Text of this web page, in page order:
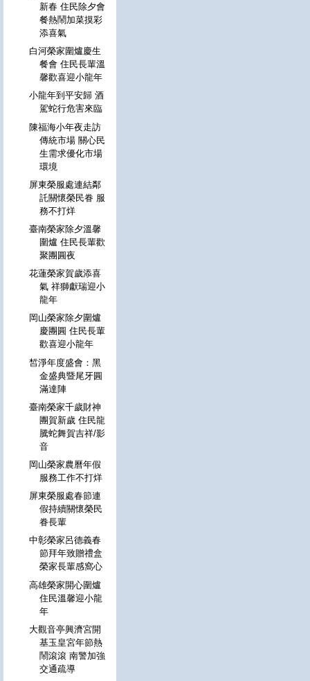
新春 住民除夕會
餐熱鬧加菜摸彩
添喜氣
白河榮家圍爐慶生
餐會 住民長輩溫
馨歡喜迎小龍年
小龍年到平安歸 酒
駕蛇行危害來臨
陳福海小年夜走訪
傳統市場 關心民
生需求優化市場
環境
屏東榮服處連結鄰
託關懷榮民眷 服
務不打烊
臺南榮家除夕溫馨
圍爐 住民長輩歡
聚團圓夜
花蓮榮家賀歲添喜
氣 祥獅獻瑞迎小
龍年
岡山榮家除夕圍爐
慶團圓 住民長輩
歡喜迎小龍年
皙淨年度盛會：黑
金盛典暨尾牙圓
滿達陣
臺南榮家千歲財神
團賀新歲 住民龍
騰蛇舞賀吉祥/影
音
岡山榮家農曆年假
服務工作不打烊
屏東榮服處春節連
假持續關懷榮民
眷長輩
中彰榮家呂德義春
節拜年致贈禮盒
榮家長輩感窩心
高雄榮家開心圍爐
住民溫馨迎小龍
年
大觀音亭興濟宮開
基玉皇宮年節熱
鬧滾滾 南警加強
交通疏導